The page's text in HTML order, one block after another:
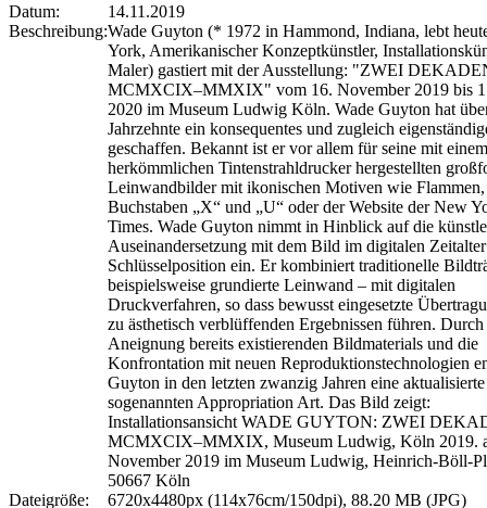
Datum:
14.11.2019
Beschreibung:Wade Guyton (* 1972 in Hammond, Indiana, lebt
York, Amerikanischer Konzeptkünstler,
Maler) gastiert mit der Ausstellung: "ZWEI
MCMXCIX–MMXIX" vom 16. November 2019 bis
2020 im Museum Ludwig Köln. Wade Guyton hat
Jahrzehnte ein konsequentes und zugleich
geschaffen. Bekannt ist er vor allem für seine mit einem
herkömmlichen Tintenstrahldrucker hergestellten
Leinwandbilder mit ikonischen Motiven wie Flammen,
Buchstaben „X“ und „U“ oder der Website der New
Times. Wade Guyton nimmt in Hinblick auf die
Auseinandersetzung mit dem Bild im digitalen
Schlüsselposition ein. Er kombiniert traditionelle
beispielsweise grundierte Leinwand – mit digitalen
Druckverfahren, so dass bewusst eingesetzte
zu ästhetisch verblüffenden Ergebnissen führen.
Aneignung bereits existierenden Bildmaterials und die
Konfrontation mit neuen Reproduktionstechnologien
Guyton in den letzten zwanzig Jahren eine
sogenannten Appropriation Art. Das Bild zeigt:
Installationsansicht WADE GUYTON: ZWEI
MCMXCIX–MMXIX, Museum Ludwig, Köln 2019.
November 2019 im Museum Ludwig, Heinrich-Böll-
50667 Köln
Dateigröße:
6720x4480px (114x76cm/150dpi), 88.20 MB (JPG)